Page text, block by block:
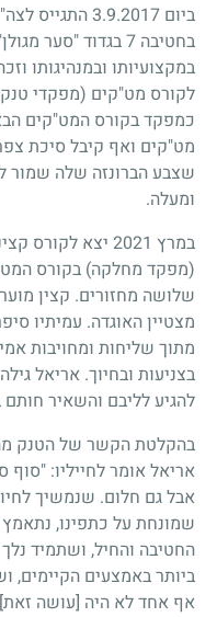
ביום 3.9.2017
בחטיבה 7 בגדוד
במקצועיותו ובמנהיגותו
לקורס מט"קים (מפקדי
כמפקד בקורס המט"קים
מט"קים ואף קיבל סיכת
שצבע הברונזה שלה שמור
ומעלה.
(מפקד מחלקה) בקורס
שלושה מחזורים. קצין
מצטיין האוגדה. עמיתיו
מתוך שליחות ומחויבות
בצניעות ובחיוך. אריאל
להגיע לליבם והשאיר
בהקלטת הקשר של הטנק
אריאל אומר לחייליו:
אבל גם חלום. שנמשיך
שמונחת על כתפינו, נתאמץ
החטיבה והחיל, ושתמיד
ביותר באמצעים הקיימים,
אף אחד לא היה [עושה